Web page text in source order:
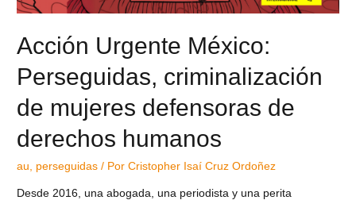
Acción Urgente México:
Perseguidas, criminalización
de mujeres defensoras de
derechos humanos
au perseguidas / PorCristopher Isaí Cruz Ordoñez
Desde 2016, una abogada, una periodista y una perita